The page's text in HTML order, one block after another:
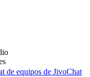
de equipos de JivoChat